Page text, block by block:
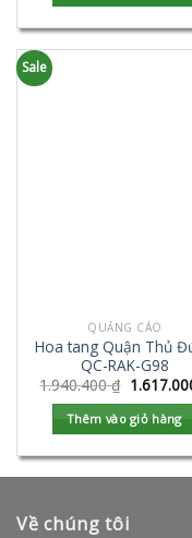
Sale
QUẢNG CÁO
Hoa tang Quận Thủ
QC-RAK-G98
1.940.400₫
Thêm vào giỏ hàng
Về chúng tôi